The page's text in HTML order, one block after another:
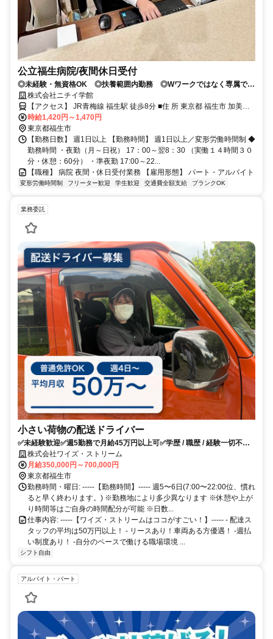
公立福生病院/夜間休日受付
◎未経験・無資格OK ◎扶養範囲内勤務 ◎Wワークではなく専属で勤
務していただける方！※勤務日数応相談 ※学生可
株式会社ニチイ学館
【アクセス】 JR青梅線 福生駅 徒歩8分 ■住 所 東京都 福生市 加美平
１丁目６-１ ■アクセス JR青梅線 福生駅 徒歩8分
時給1,420円～1,470円
東京都福生市
【勤務日数】 週1日以上 【勤務時間】 週1日以上／変形労働時間制 ◆
勤務時間 ・夜勤（月～日祝） 17：00～翌8：30 （実働１４時間３０
分・休憩：60分） ・準夜勤 17:00～22...
【職種】 病院 夜間・休日受付業務 【雇用形態】 パート・アルバイト
変形労働時間制 フリーター歓迎 学生歓迎 交通費全額支給 ブランクOK
業務委託
小さい荷物の配送ドライバー
✅未経験歓迎✅週5勤務で月給45万円以上可✅学歴 / 職歴 / 経験一切不
問！株式会社ワイズ・ストリーム
月給350,000円～700,000円
東京都福生市
勤務時間・曜日: -----【勤務時間】----- 週5〜6日(7:00〜22:00位、慣れ
ると早く終わります。) ※勤務地により多少異なります ※休憩や上が
り時間等はご自身の時間配分が可能 ※日数...
仕事内容: -----【ワイズ・ストリームはココがすごい！】----- - 配達ス
タッフの平均は50万円以上！ - リースあり！車両ある方優遇！ -週払
い制度あり！ -自分のペースで働ける職場環境 ...
シフト自由
アルバイト・パート